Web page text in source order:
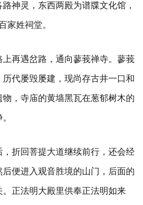
神灵，东西两殿为谱牒文化馆，
家姓祠堂。
再遇岔路，通向蓼莪禅寺。蓼莪
代屡毁屡建，现尚存古井一口和
，寺庙的黄墙黑瓦在葱郁树木的
折回菩提大道继续前行，还会经
便进入观音胜境的山门，后面的
正法明大殿里供奉正法明如来